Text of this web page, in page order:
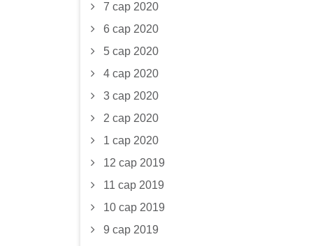
7 сар 2020
6 сар 2020
5 сар 2020
4 сар 2020
3 сар 2020
2 сар 2020
1 сар 2020
12 сар 2019
11 сар 2019
10 сар 2019
9 сар 2019